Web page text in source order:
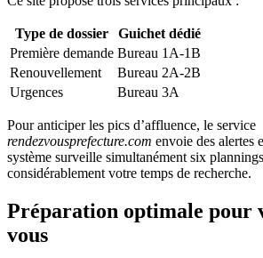
Type de dossier
Guichet dédié
Première demande Bureau 1A-1B
Renouvellement
Bureau 2A-2B
Urgences
Bureau 3A
Pour anticiper les pics d’affluence, le service
rendezvousprefecture.com envoie des alertes
système surveille simultanément six
considérablement votre temps de recherche.
Préparation optimale pour
vous